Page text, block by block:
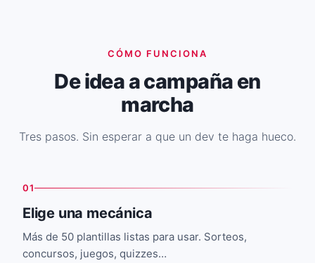
CÓMO FUNCIONA
De idea a campaña en
marcha
Tres pasos. Sin esperar a que un dev te haga hueco.
01
Elige una mecánica
Más de 50 plantillas listas para usar. Sorteos,
concursos, juegos, quizzes…